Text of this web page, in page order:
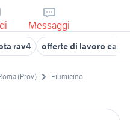
Messaggi
rav4 offerte di lavoro
(Prov) Fiumicino